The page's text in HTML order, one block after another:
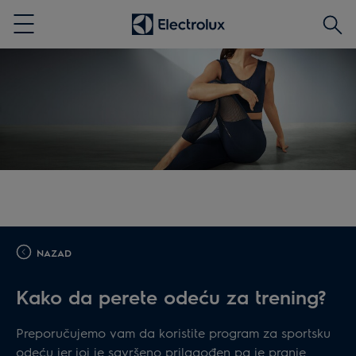
Menu
NAZAD
Kako da perete odeću za trening?
Preporučujemo vam da koristite program za sportsku
odeću jer joj je savršeno prilagođen pa je pranje